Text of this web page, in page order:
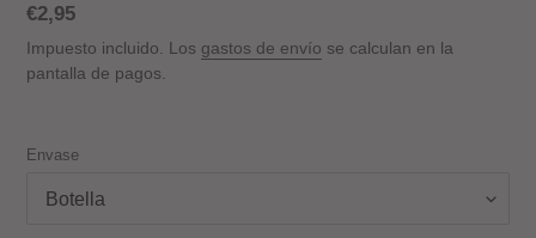
Precio
habitual
€2,95
Impuesto incluido. Los gastos de envío se calculan en la
pantalla de pagos.
Envase